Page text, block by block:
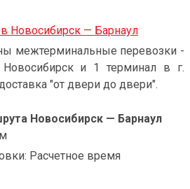
Новосибирск — Барнаул
межтерминальные перевозки -
и 1 терминал в г.
"от двери до двери".
Новосибирск — Барнаул
Расчетное время